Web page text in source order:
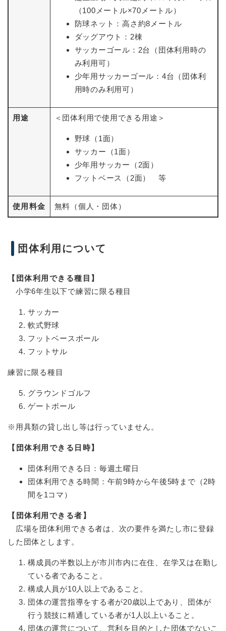
（100メートル×70メートル）
防球ネット：高さ約8メートル
ダッグアウト：2棟
サッカーゴール：2台（団体利用時の
み利用可）
少年用サッカーゴール：4台（団体利
用時のみ利用可）
用途 ＜団体利用で使用できる用途＞
野球（1面）
サッカー（1面）
少年用サッカー（2面）
フットベース（2面） 等
使用料金 無料（個人・団体）
団体利用について
【団体利用できる種目】
小学6年生以下で練習に限る種目
サッカー
軟式野球
フットベースボール
フットサル
練習に限る種目
グラウンドゴルフ
ゲートボール
※用具類の貸し出し等は行っていません。
【団体利用できる日時】
団体利用できる日：毎週土曜日
団体利用できる時間：午前9時から午後5時まで（2時
間を1コマ）
【団体利用できる者】
広場を団体利用できる者は、次の要件を満たし市に登録
した団体とします。
構成員の半数以上が市川市内に在住、在学又は在勤し
ている者であること。
構成人員が10人以上であること。
団体の運営指導をする者が20歳以上であり、団体が
行う競技に精通している者が1人以上いること。
団体の運営について、営利を目的とした団体でないこ